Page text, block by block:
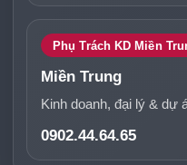
Phụ Trách KD Miền
Miền Trung
Kinh doanh, đại lý & dự
0902.44.64.65